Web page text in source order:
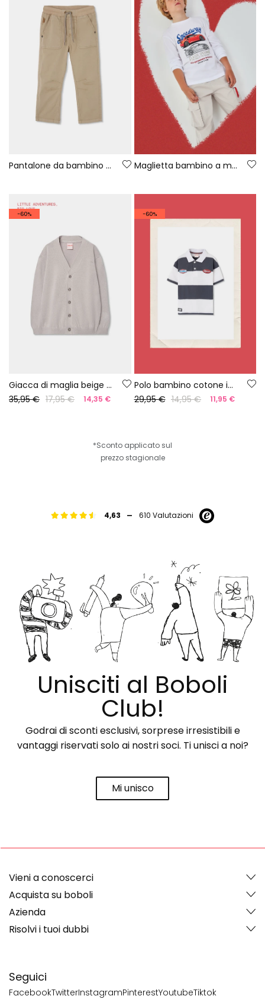
Pantalone da bambino in cotone beige Maglietta bambino a manica lunga in cotone bianco
-60%
Giacca di maglia beige bambino
35,95 € 17,95 € 14,35 €
-60%
Polo bambino cotone in nero e bianco
29,95 € 14,95 € 11,95 €
*Sconto applicato sul
prezzo stagionale
4,63 - 610 Valutazioni
Unisciti al Boboli
Club!
Godrai di sconti esclusivi, sorprese irresistibili e
vantaggi riservati solo ai nostri soci. Ti unisci a noi?
Mi unisco
Seguici
FacebookTwitterInstagramPinterestYoutubeTiktok
Vieni a conoscerci
Acquista su boboli
Azienda
Risolvi i tuoi dubbi